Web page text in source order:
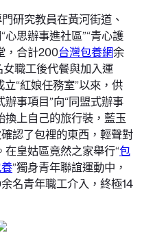
研究教員在黃河街道、
思辦事進社區”“青心護
，合計200台灣包養網余
職工後代餐與加入運
立“紅娘任務室”以來，供
事項目”向“同盟式辦事
換上自己的旅行裝，藍玉
認了包裡的東西，輕聲對
皇姑區竟然之家舉行“包
”獨身青年聯誼運動中，
名青年職工介入，終極14